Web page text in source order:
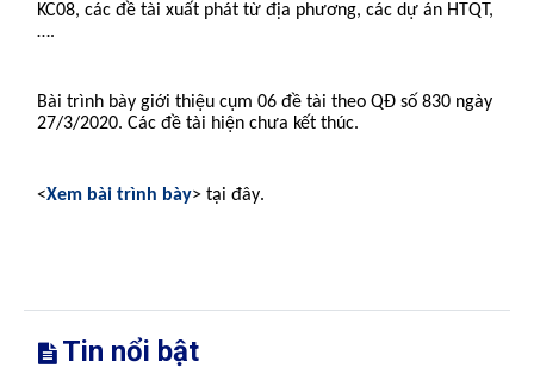
KC08, các đề tài xuất phát từ địa phương, các dự án HTQT,
….
Bài trình bày giới thiệu cụm 06 đề tài theo QĐ số 830 ngày
27/3/2020. Các đề tài hiện chưa kết thúc.
<Xem bài trình bày> tại đây.
Tin nổi bật